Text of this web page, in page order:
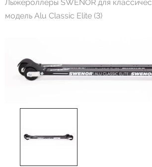
Лыжероллеры SWENOR для
модель Alu Classic Elite (3)